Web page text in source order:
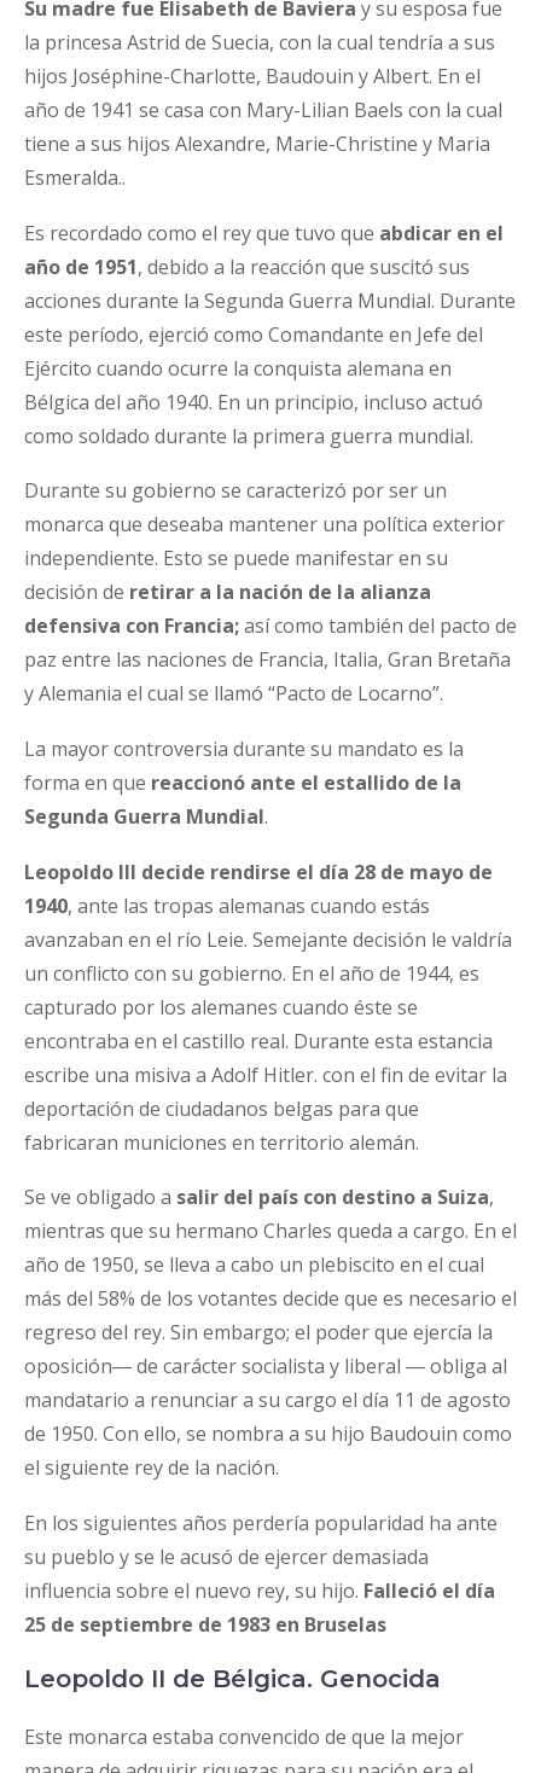
Su madre fue Elisabeth de Baviera y su esposa fue
la princesa Astrid de Suecia, con la cual tendría a sus
hijos Joséphine-Charlotte, Baudouin y Albert. En el
año de 1941 se casa con Mary-Lilian Baels con la cual
tiene a sus hijos Alexandre, Marie-Christine y Maria
Esmeralda..
Es recordado como el rey que tuvo que abdicar en el
año de 1951, debido a la reacción que suscitó sus
acciones durante la Segunda Guerra Mundial. Durante
este período, ejerció como Comandante en Jefe del
Ejército cuando ocurre la conquista alemana en
Bélgica del año 1940. En un principio, incluso actuó
como soldado durante la primera guerra mundial.
Durante su gobierno se caracterizó por ser un
monarca que deseaba mantener una política exterior
independiente. Esto se puede manifestar en su
decisión de retirar a la nación de la alianza
defensiva con Francia;así como también del pacto de
paz entre las naciones de Francia, Italia, Gran Bretaña
y Alemania el cual se llamó “Pacto de Locarno”.
La mayor controversia durante su mandato es la
forma en que reaccionó ante el estallido de la
Segunda Guerra Mundial.
Leopoldo III decide rendirse el día 28 de mayo de
1940, ante las tropas alemanas cuando estás
avanzaban en el río Leie. Semejante decisión le valdría
un conflicto con su gobierno. En el año de 1944, es
capturado por los alemanes cuando éste se
encontraba en el castillo real. Durante esta estancia
escribe una misiva a Adolf Hitler. con el fin de evitar la
deportación de ciudadanos belgas para que
fabricaran municiones en territorio alemán.
Se ve obligado a salir del país con destino a Suiza,
mientras que su hermano Charles queda a cargo. En el
año de 1950, se lleva a cabo un plebiscito en el cual
más del 58% de los votantes decide que es necesario el
regreso del rey. Sin embargo; el poder que ejercía la
oposición― de carácter socialista y liberal ― obliga al
mandatario a renunciar a su cargo el día 11 de agosto
de 1950. Con ello, se nombra a su hijo Baudouin como
el siguiente rey de la nación.
En los siguientes años perdería popularidad ha ante
su pueblo y se le acusó de ejercer demasiada
influencia sobre el nuevo rey, su hijo. Falleció el día
25 de septiembre de 1983 en Bruselas
Leopoldo II de Bélgica. Genocida
Este monarca estaba convencido de que la mejor